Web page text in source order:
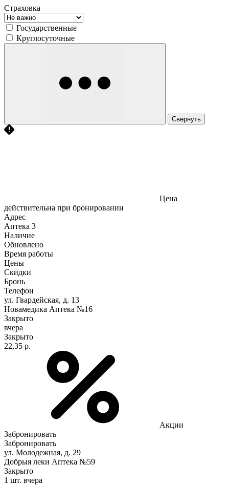
Страховка
Государственные
Круглосуточные
Свернуть
Цена
действительна при бронировании
Адрес
Аптека 3
Наличие
Обновлено
Время работы
Цены
Скидки
Бронь
Телефон
ул. Гвардейская, д. 13
Новамедика Аптека №16
Закрыто
вчера
Закрыто
22,35 р.
Акции
Забронировать
Забронировать
ул. Молодежная, д. 29
Добрыя леки Аптека №59
Закрыто
1 шт. вчера